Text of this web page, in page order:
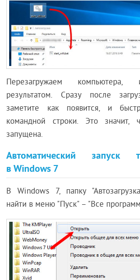
Перезагружаем компьютера,
результатом. Сразу после
заметите как появится, и
командной строки. Это значит,
запущена.
Автоматический запуск
в Windows 7
В Windows 7, папку
найти в меню "Пуск" – "Все